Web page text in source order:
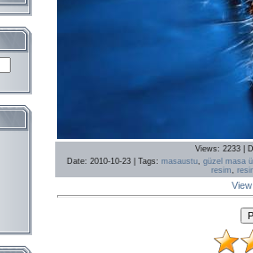
Views: 2233 |
Date: 2010-10-23 | Tags: masaustu güzel masa
resim